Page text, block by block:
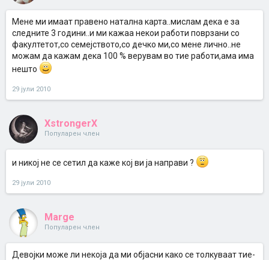
Мене ми имаат правено натална карта..мислам дека е за
следните 3 години..и ми кажаа некои работи поврзани со
факултетот,со семејството,со дечко ми,со мене лично..не
можам да кажам дека 100 % верувам во тие работи,ама има
нешто
29 јули 2010
XstrongerX
Популарен член
и никој не се сетил да каже кој ви ја направи ?
29 јули 2010
Marge
Популарен член
Девојки може ли некоја да ми објасни како се толкуваат тие-